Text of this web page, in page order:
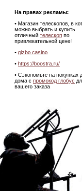
На правах рекламы:
• Магазин телескопов, в
можно выбрать и купить
отличный телескоп по
привлекательной цене!
• gizbo casino
• https://boostra.ru/
• Сэкономьте на покупках
дома с промокод глобус
вашего заказа